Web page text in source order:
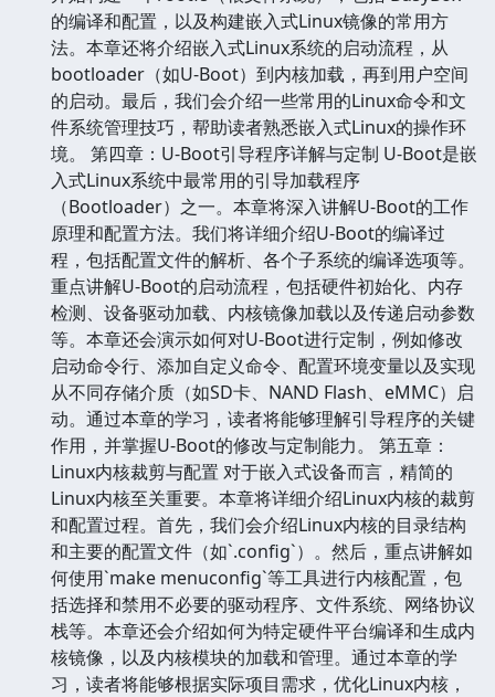
的编译和配置，以及构建嵌入式Linux镜像的常用方
法。本章还将介绍嵌入式Linux系统的启动流程，从
bootloader（如U-Boot）到内核加载，再到用户空间
的启动。最后，我们会介绍一些常用的Linux命令和文
件系统管理技巧，帮助读者熟悉嵌入式Linux的操作环
境。 第四章：U-Boot引导程序详解与定制 U-Boot是嵌
入式Linux系统中最常用的引导加载程序
（Bootloader）之一。本章将深入讲解U-Boot的工作
原理和配置方法。我们将详细介绍U-Boot的编译过
程，包括配置文件的解析、各个子系统的编译选项等。
重点讲解U-Boot的启动流程，包括硬件初始化、内存
检测、设备驱动加载、内核镜像加载以及传递启动参数
等。本章还会演示如何对U-Boot进行定制，例如修改
启动命令行、添加自定义命令、配置环境变量以及实现
从不同存储介质（如SD卡、NAND Flash、eMMC）启
动。通过本章的学习，读者将能够理解引导程序的关键
作用，并掌握U-Boot的修改与定制能力。 第五章：
Linux内核裁剪与配置 对于嵌入式设备而言，精简的
Linux内核至关重要。本章将详细介绍Linux内核的裁剪
和配置过程。首先，我们会介绍Linux内核的目录结构
和主要的配置文件（如`.config`）。然后，重点讲解如
何使用`make menuconfig`等工具进行内核配置，包
括选择和禁用不必要的驱动程序、文件系统、网络协议
栈等。本章还会介绍如何为特定硬件平台编译和生成内
核镜像，以及内核模块的加载和管理。通过本章的学
习，读者将能够根据实际项目需求，优化Linux内核，